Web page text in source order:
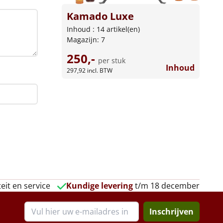
Kamado Luxe
Inhoud : 14 artikel(en)
Magazijn: 7
250,- per stuk
297,92 incl. BTW Inhoud
en service Kundige leveringt/m 18 december
Inschrijven